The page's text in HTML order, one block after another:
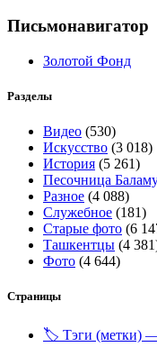
Письмонавигатор
Золотой Фонд
Разделы
Видео (530)
Искусство (3 018)
История (5 261)
Песочница
Разное (4 088)
Служебное (181)
Старые фото (6
Ташкентцы (4
Фото (4 644)
Страницы
🏷️ Тэги (метки) —